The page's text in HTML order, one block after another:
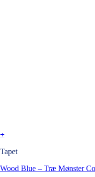
+
Tapet
Wood Blue – Træ Mønster